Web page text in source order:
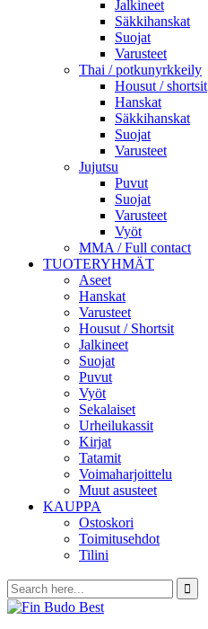
Jalkineet
Säkkihanskat
Suojat
Varusteet
Thai / potkunyrkkeily
Housut / shortsit
Hanskat
Säkkihanskat
Suojat
Varusteet
Jujutsu
Puvut
Suojat
Varusteet
Vyöt
MMA / Full contact
TUOTERYHMÄT
Aseet
Hanskat
Varusteet
Housut / Shortsit
Jalkineet
Suojat
Puvut
Vyöt
Sekalaiset
Urheilukassit
Kirjat
Tatamit
Voimaharjoittelu
Muut asusteet
KAUPPA
Ostoskori
Toimitusehdot
Tilini